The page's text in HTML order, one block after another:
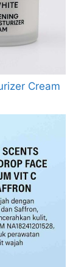
Cream